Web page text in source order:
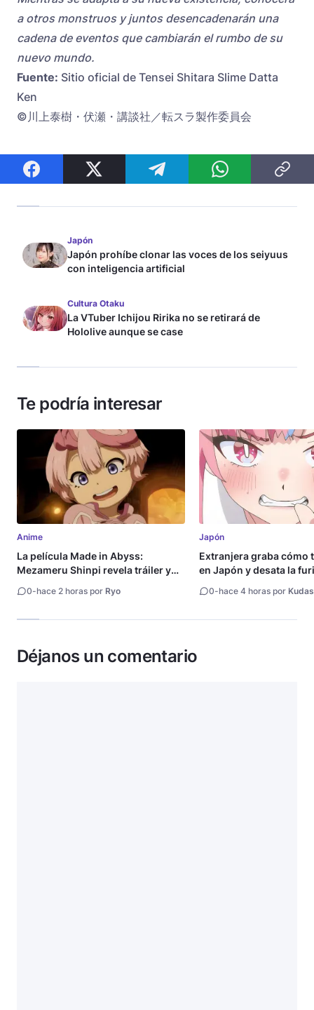
a otros monstruos y juntos desencadenarán una
cadena de eventos que cambiarán el rumbo de su
nuevo mundo.
Fuente: Sitio oficial de Tensei Shitara Slime Datta
Ken
©川上泰樹・伏瀬・講談社／転スラ製作委員会
Japón
Japón prohíbe clonar las voces de los seiyuus
con inteligencia artificial
Cultura Otaku
La VTuber Ichijou Ririka no se retirará de
Hololive aunque se case
Te podría interesar
Anime
La película Made in Abyss:
Mezameru Shinpi revela tráiler y
0-hace 2 horas por Ryo
Japón
Extranjera graba cómo
en Japón y desata la
0-hace 4 horas por
Déjanos un comentario